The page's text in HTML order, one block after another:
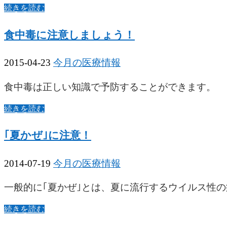
続きを読む
食中毒に注意しましょう！
2015-04-23 今月の医療情報
食中毒は正しい知識で予防することができます。
続きを読む
｢夏かぜ｣に注意！
2014-07-19 今月の医療情報
一般的に｢夏かぜ｣とは、夏に流行するウイルス性の
続きを読む